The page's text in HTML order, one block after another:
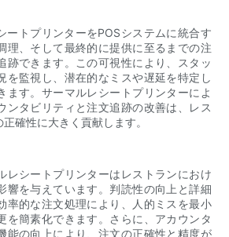
ートプリンターをPOSシステムに統合す
理、そして最終的に提供に至るまでの注
跡できます。この可視性により、スタッ
を監視し、潜在的なミスや遅延を特定し
ます。サーマルレシートプリンターによ
ンタビリティと注文追跡の改善は、レス
確性に大きく貢献します。
レシートプリンターはレストランにおけ
響を与えています。判読性の向上と詳細
率的な注文処理により、人的ミスを最小
を簡素化できます。さらに、アカウンタ
能の向上により、注文の正確性と精度が